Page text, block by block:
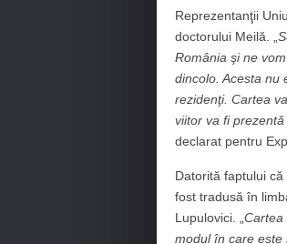
Reprezentanţii
doctorului Meilă. „
România şi ne
dincolo. Acesta nu
rezidenţi. Cartea
viitor va fi
declarat pentru
Datorită faptului
fost tradusă în
Lupulovici. „ Cartea
modul în care este